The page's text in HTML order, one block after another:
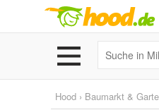
Hood › Baumarkt &